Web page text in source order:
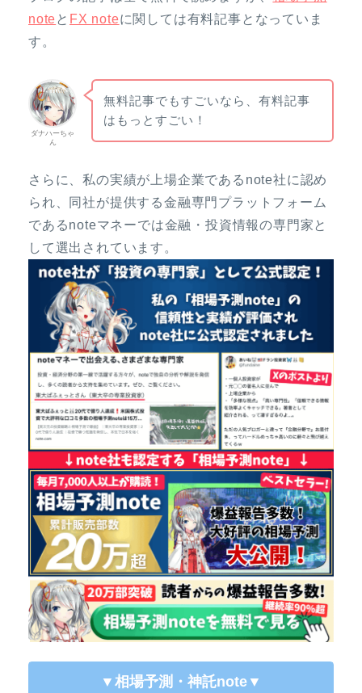
note と FX noteに関しては有料記事となっていま
す。
ダナハーちゃ
ん
無料記事でもすごいなら、有料記事
はもっとすごい！
さらに、私の実績が上場企業であるnote社に認め
られ、同社が提供する金融専門プラットフォーム
であるnoteマネーでは金融・投資情報の専門家と
して選出されています。
▼相場予測・神託note ▼